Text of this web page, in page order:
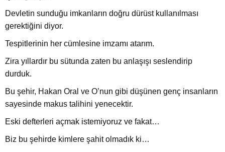
Devletin sunduğu imkanların doğru dürüst kullanılması
gerektiğini diyor.
Tespitlerinin her cümlesine imzamı atarım.
Zira yıllardır bu sütunda zaten bu anlaşışı seslendirip
durduk.
Bu şehir, Hakan Oral ve O’nun gibi düşünen genç insanların
sayesinde makus talihini yenecektir.
Eski defterleri açmak istemiyoruz ve fakat…
Biz bu şehirde kimlere şahit olmadık ki…